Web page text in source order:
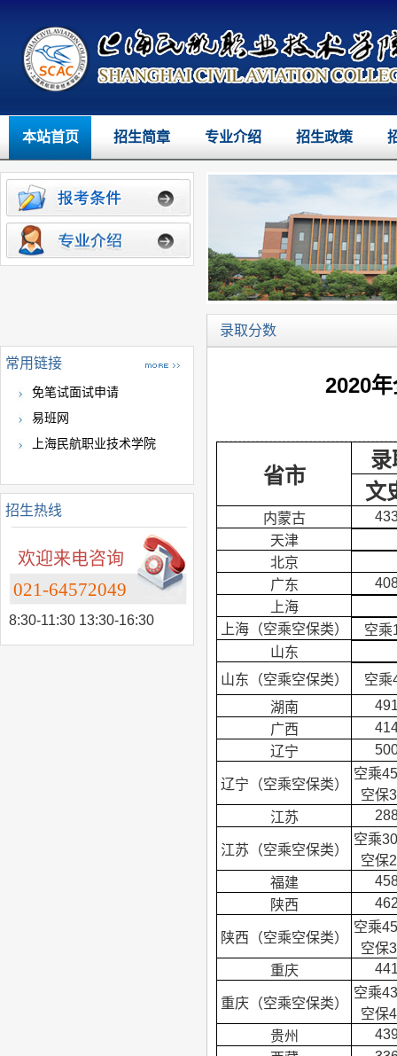
本站首页 招生简章 专业介绍 招生政策
常用链接
免笔试面试申请
易班网
上海民航职业技术学院
招生热线
欢迎来电咨询
021-64572049
8:30-11:30 13:30-16:30
录取分数
2020
省市
录
文
内蒙古
天津
北京
广东
上海
上海（空乘空保类）
空乘
山东
山东（空乘空保类）
空乘
湖南
广西
辽宁
辽宁（空乘空保类）
空乘
空保
江苏
江苏（空乘空保类）
空乘
空保
福建
陕西
陕西（空乘空保类）
空乘
空保
重庆
重庆（空乘空保类）
空乘
空保
贵州